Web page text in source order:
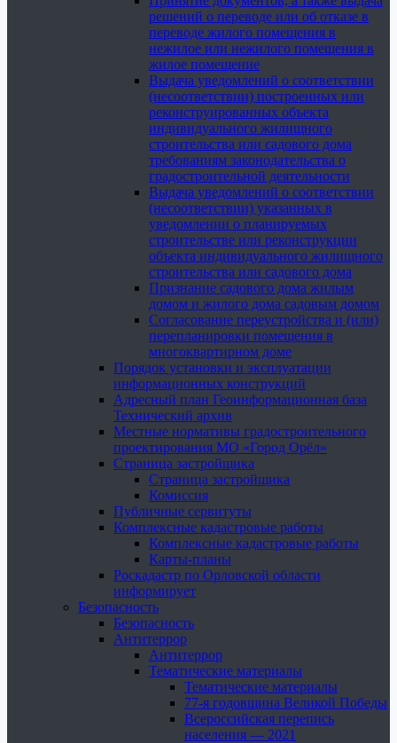
решений о переводе или об отказе в
переводе жилого помещения в
нежилое или нежилого помещения в
жилое помещение
Выдача уведомлений о соответствии
(несоответствии) построенных или
реконструированных объекта
индивидуального жилищного
строительства или садового дома
требованиям законодательства о
градостроительной деятельности
Выдача уведомлений о соответствии
(несоответствии) указанных в
уведомлении о планируемых
строительстве или реконструкции
объекта индивидуального жилищного
строительства или садового дома
Признание садового дома жилым
домом и жилого дома садовым домом
Согласование переустройства и (или)
перепланировки помещения в
многоквартирном доме
Порядок установки и эксплуатации
информационных конструкций
Адресный план Геоинформационная база
Технический архив
Местные нормативы градостроительного
проектирования МО «Город Орёл»
Страница застройщика
Страница застройщика
Комиссия
Публичные сервитуты
Комплексные кадастровые работы
Комплексные кадастровые работы
Карты-планы
Роскадастр по Орловской области
информирует
Безопасность
Безопасность
Антитеррор
Антитеррор
Тематические материалы
Тематические материалы
77-я годовщина Великой Победы
Всероссийская перепись
населения — 2021